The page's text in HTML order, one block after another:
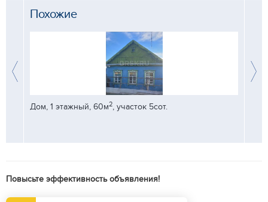
Похожие
Дом, 1 этажный, 60м2, участок 5сот.
Повысьте эффективность объявления!